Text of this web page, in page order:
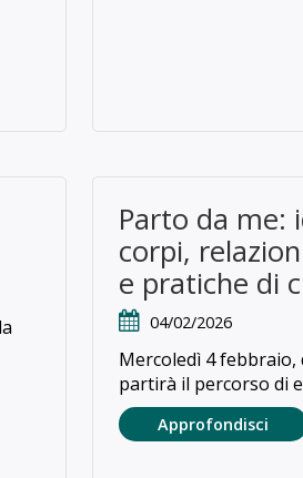
Parto da me:
corpi,
e pratiche di
04/02/2026
Mercoledì 4 febbraio,
partirà il percorso di
Approfondisci